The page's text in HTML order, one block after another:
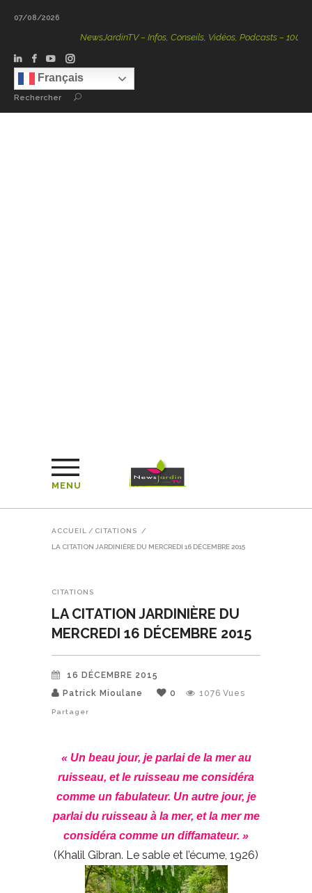
07/08/2026
NewsJardinTV – Infos, Conseils, Vidéos, Podcasts – 100 %
Français
Rechercher
MENU
ACCUEIL / CITATIONS /
LA CITATION JARDINIÈRE DU MERCREDI 16 DÉCEMBRE 2015
CITATIONS
LA CITATION JARDINIÈRE DU
MERCREDI 16 DÉCEMBRE 2015
16 DÉCEMBRE 2015
Patrick Mioulane
0 1076 Vues
Partager
« Un beau jour, je parlai de la mer au
ruisseau, et le ruisseau me considéra
comme un fabulateur. Un autre jour, je
parlai du ruisseau à la mer, et la mer me
considéra comme un diffamateur. »
(Khalil Gibran. Le sable et l’écume, 1926)